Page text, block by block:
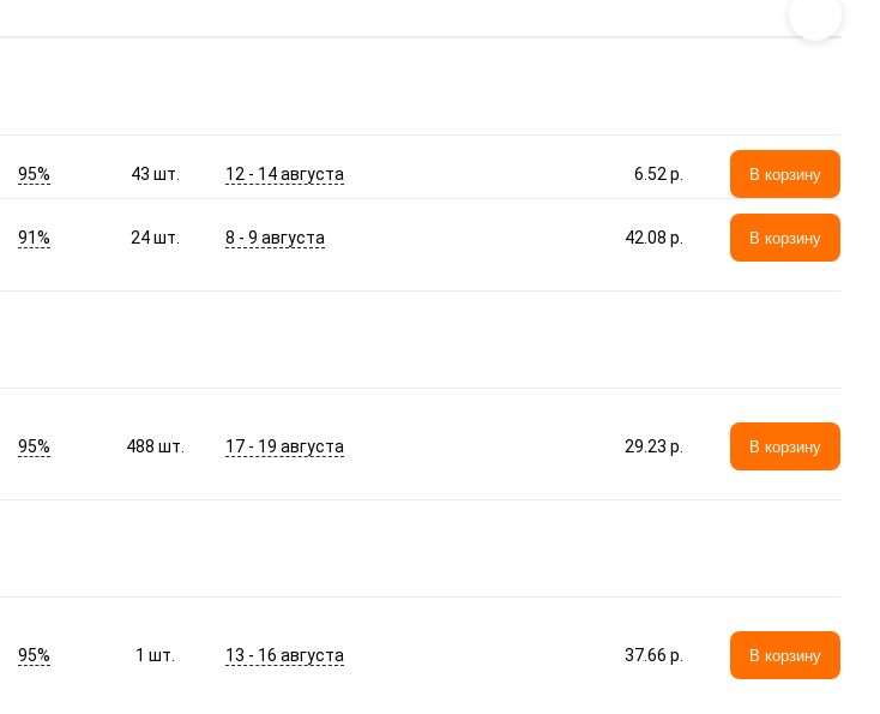
95% 43шт. 12 - 14 августа 6.52 p. В корзину
91% 24шт. 8 - 9 августа 42.08 p. В корзину
95% 488шт. 17 - 19 августа 29.23 p. В корзину
95% 1шт. 13 - 16 августа 37.66 p. В корзину